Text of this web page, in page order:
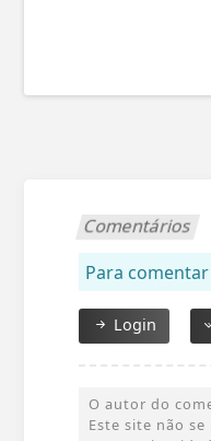
Comentários
Para
Login
O autor do
Este site não